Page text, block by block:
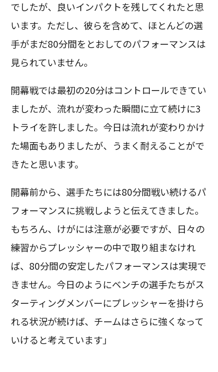
でしたが、良いインパクトを残してくれたと思
います。ただし、彼らを含めて、ほとんどの選
手がまだ80分間をとおしてのパフォーマンスは
見られていません。
開幕戦では最初の20分はコントロールできてい
ましたが、流れが変わった瞬間に立て続けに3
トライを許しました。今日は流れが変わりかけ
た場面もありましたが、うまく耐えることがで
きたと思います。
開幕前から、選手たちには80分間戦い続けるパ
フォーマンスに挑戦しようと伝えてきました。
もちろん、けがには注意が必要ですが、日々の
練習からプレッシャーの中で取り組まなけれ
ば、80分間の安定したパフォーマンスは実現で
きません。今日のようにベンチの選手たちがス
ターティングメンバーにプレッシャーを掛けら
れる状況が続けば、チームはさらに強くなって
いけると考えています」